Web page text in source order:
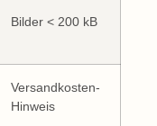
Bilder < 200 kB
Versandkosten-
Hinweis